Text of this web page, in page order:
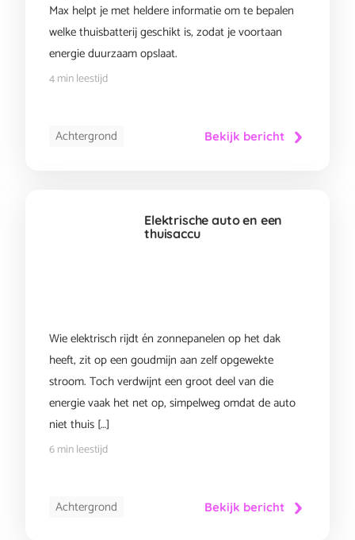
Max helpt je met heldere informatie om te bepalen
welke thuisbatterij geschikt is, zodat je voortaan
energie duurzaam opslaat.
4 min leestijd
Achtergrond Bekijk bericht
Elektrische auto en een
thuisaccu
Wie elektrisch rijdt én zonnepanelen op het dak
heeft, zit op een goudmijn aan zelf opgewekte
stroom. Toch verdwijnt een groot deel van die
energie vaak het net op, simpelweg omdat de auto
niet thuis […]
6 min leestijd
Achtergrond Bekijk bericht